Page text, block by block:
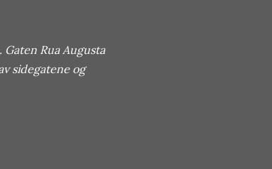
Rua Augusta
sidegatene og